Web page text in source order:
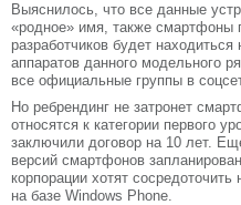
Выяснилось, что все данные
«родное» имя, также
разработчиков будет
аппаратов данного модельного
все официальные группы в
Но ребрендинг не затронет
относятся к категории первого
заключили договор на 10 лет.
версий смартфонов
корпорации хотят
на базе Windows Phone.